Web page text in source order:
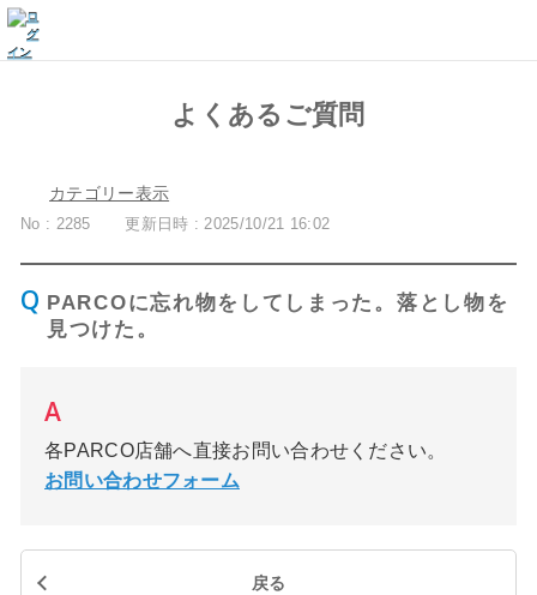
よくあるご質問
カテゴリー表示
No : 2285 更新日時 : 2025/10/21 16:02
PARCOに忘れ物をしてしまった。落とし物を
見つけた。
各PARCO店舗へ直接お問い合わせください。
お問い合わせフォーム
戻る